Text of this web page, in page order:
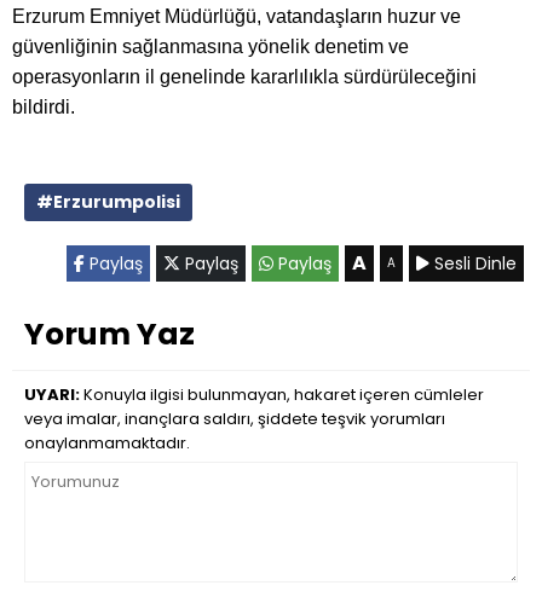
Erzurum Emniyet Müdürlüğü, vatandaşların huzur ve
güvenliğinin sağlanmasına yönelik denetim ve
operasyonların il genelinde kararlılıkla sürdürüleceğini
bildirdi.
#Erzurumpolisi
Paylaş Paylaş Paylaş A A Sesli Dinle
Yorum Yaz
UYARI:Konuyla ilgisi bulunmayan, hakaret içeren cümleler
veya imalar, inançlara saldırı, şiddete teşvik yorumları
onaylanmamaktadır.